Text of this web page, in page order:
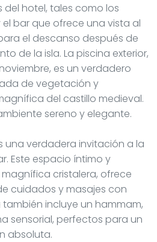
del hotel, tales como los
bar que ofrece una vista al
el descanso después de
de la isla. La piscina exterior,
es un verdadero
de vegetación y
del castillo medieval.
sereno y elegante.
una verdadera invitación a la
Este espacio íntimo y
cristalera, ofrece
cuidados y masajes con
también incluye un hammam,
sensorial, perfectos para un
absoluta.